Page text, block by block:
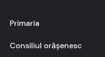
Primaria
Consiliul orășenesc